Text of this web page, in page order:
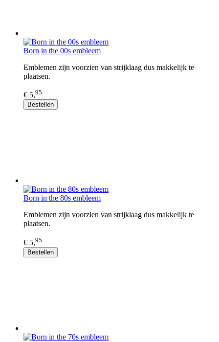
Born in the 00s embleem
Emblemen zijn voorzien van strijklaag dus makkelijk te
plaatsen.
€ 5,95
Bestellen
Born in the 80s embleem
Emblemen zijn voorzien van strijklaag dus makkelijk te
plaatsen.
€ 5,95
Bestellen